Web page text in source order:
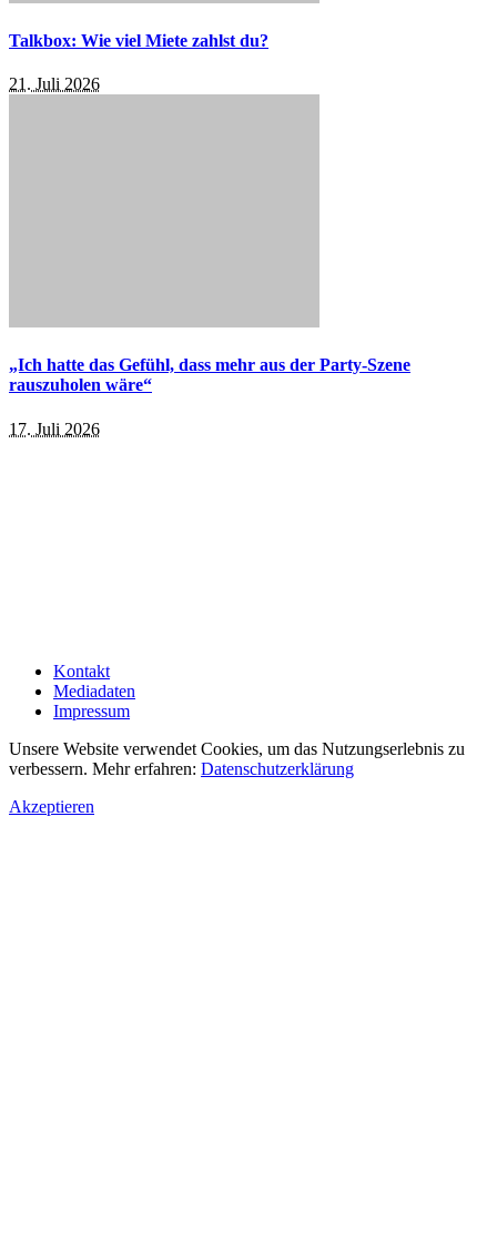
Talkbox: Wie viel Miete zahlst du?
21. Juli 2026
„Ich hatte das Gefühl, dass mehr aus der Party-Szene
rauszuholen wäre“
17. Juli 2026
Kontakt
Mediadaten
Impressum
Unsere Website verwendet Cookies, um das Nutzungserlebnis zu
verbessern. Mehr erfahren: Datenschutzerklärung
Akzeptieren